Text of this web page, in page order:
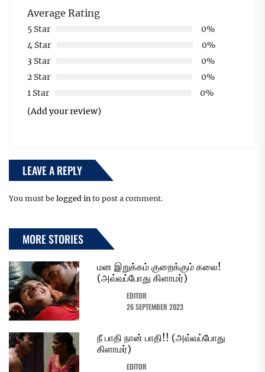
Average Rating
5 Star
0%
4 Star
0%
3 Star
0%
2 Star
0%
1 Star
0%
(Add your review)
LEAVE A REPLY
You must be logged in to post a comment.
MORE STORIES
மன இறுக்கம் குறைக்கும் கலை!
(அவ்வப்போது கிளாமர்)
EDITOR
26 SEPTEMBER 2023
நீ பாதி நான் பாதி!! (அவ்வப்போது
கிளாமர்)
EDITOR